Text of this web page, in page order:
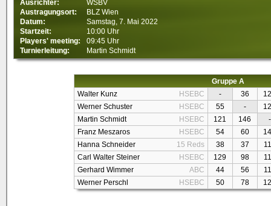
Ausrichter:
WSBV
Austragungsort:
BLZ Wien
Datum:
Samstag, 7. Mai 2022
Startzeit:
10:00 Uhr
Players' meeting:
09:45 Uhr
Turnierleitung:
Martin Schmidt
Gruppe A
Walter Kunz
HSEBC - 36
Werner Schuster
HSEBC 55 -
Martin Schmidt
HSEBC 121 146
-
Franz Meszaros
HSEBC 54 60
Hanna Schneider
15 Reds 38 37
Carl Walter Steiner
HSEBC 129 98
Gerhard Wimmer
ABC 44 56
Werner Perschl
HSEBC 50 78